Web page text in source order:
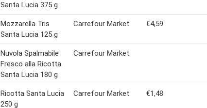
Santa Lucia 375 g
Mozzarella Tris
Santa Lucia 125 g
Carrefour Market €4,59
Nuvola Spalmabile
Fresco alla Ricotta
Santa Lucia 180 g
Carrefour Market
Ricotta Santa Lucia
250 g
Carrefour Market €1,48